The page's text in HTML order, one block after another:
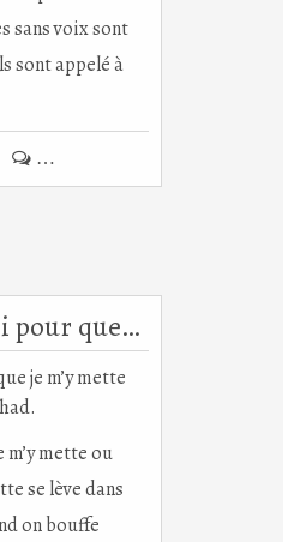
sans voix sont
sont appelé à
 …
La politique de ôte toi pour que je m’y mette dans les gradins de l’ASECNA Tchad.
mette ou
se lève dans
on bouffe